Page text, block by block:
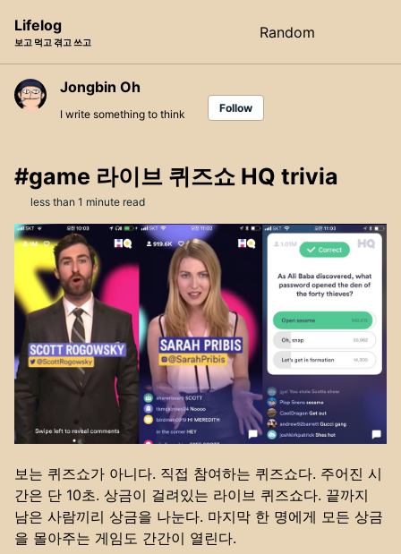
navigation
Lifelog
보고 먹고 겪고 쓰고
Random
Jongbin Oh
I write something to think Follow
#game 라이브 퀴즈쇼 HQ trivia
less than 1 minute read
보는 퀴즈쇼가 아니다. 직접 참여하는 퀴즈쇼다. 주어진 시
간은 단 10초. 상금이 걸려있는 라이브 퀴즈쇼다. 끝까지
남은 사람끼리 상금을 나눈다. 마지막 한 명에게 모든 상금
을 몰아주는 게임도 간간이 열린다.